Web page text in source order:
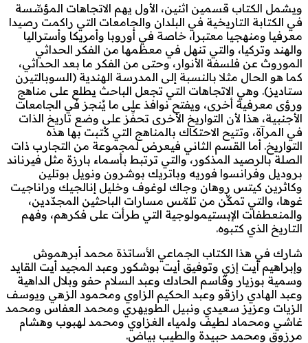
ويشمل الكتاب قسمين اثنين، الأول يهم الاتجاهات المؤسِّسة
في الكتابة التاريخية في البلدان والجامعات التي راكمت رصيدا
معرفيا ومنهجيا معتبرا، خاصة في أوروبا وأمريكا وأستراليا
والهند وتركيا، والتي تنهل في معظمها من الفكر الحداثي
الموروث عن فلسفة الأنوار، وحتى من الفكر ما بعد الحداثي،
كما هو الحال مثلا بالنسبة إلى المدرسة الهندية (السوبالتيرن
ستاديز). وهي الاتجاهات التي تجعل الباحث يطلع على مناهج
ورؤى معرفية أخرى، ويفتح نوافذ على ما يُنجز في الجامعات
الأجنبية، هذا لأن التواريخ الأخرى تحفِّز على وضع تاريخ الذات
في المرآة، وتتيح الاحتكاك بالمناهج التي كُتبت بها هذه
التواريخ. أما القسم الثاني فيعرض لمجموعة من التجارب ذات
الصلة بالرصيد المذكور، والتي ترتبط بأسماء بارزة مثل فيرناند
بروديل وفرانسوا فوريه وباتريك بوشرون ونويل بوتلين
وكاثرين كيتس روهان وجاك لوغوف وخليل إنالجيك وراناجيت
غوها، والتي تمكِّن من تلمّس مسارات الباحثين المجدّدين،
والمنعطفات الإبستيمولوجية التي طرأت على فكرهم، وفهم
التاريخ الذي كتبوه.
شارك في هذا الكتاب الجماعي الأساتذة محمد أبرهموش
وإبراهيم أيت إزي وتوفيق أيت بوشكور وعبد المجيد أيت القايد
وسمية بوزيار وقاسم الحادك وعبد السلام حفو وبلال الداهية
وعبد الهادي رازقو وعبد الحكيم الزاوي ومحمود الزهي ويوسف
الزيات وعزيز سعيدي ونبيل الطويهري ومحمد العفاس ومحمد
غاشي ومحماد لطيف ولمياء الغزاوي ومحمد لهبوب وهشام
مرزوق ومحمد حبيدة والطيب بياض.